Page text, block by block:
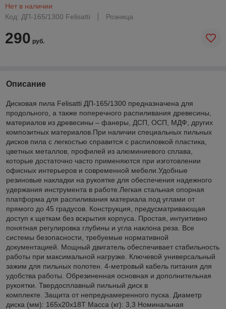
Нет в наличии
Код: ДП-165/1300 Felisatti
Розница
290 руб.
Описание
Дисковая пила Felisatti ДП-165/1300 предназначена для
продольного, а также поперечного распиливания древесины,
материалов из древесины – фанеры, ДСП, ОСП, МДФ, других
композитных материалов.При наличии специальных пильных
дисков пила с легкостью справится с распиловкой пластика,
цветных металлов, профилей из алюминиевого сплава,
которые достаточно часто применяются при изготовлении
офисных интерьеров и современной мебели.Удобные
резиновые накладки на рукоятке для обеспечения надежного
удержания инструмента в работе.Легкая стальная опорная
платформа для распиливания материала под углами от
прямого до 45 градусов. Конструкция, предусматривающая
доступ к щеткам без вскрытия корпуса. Простая, интуитивно
понятная регулировка глубины и угла наклона реза. Все
системы безопасности, требуемые нормативной
документацией. Мощный двигатель обеспечивает стабильность
работы при максимальной нагрузке. Ключевой универсальный
зажим для пильных полотен. 4-метровый кабель питания для
удобства работы. Обрезиненная основная и дополнительная
рукоятки. Твердосплавный пильный диск в
комплекте. Защита от непреднамеренного пуска. Диаметр
диска (мм): 165x20x18T Масса (кг): 3,3 Номинальная